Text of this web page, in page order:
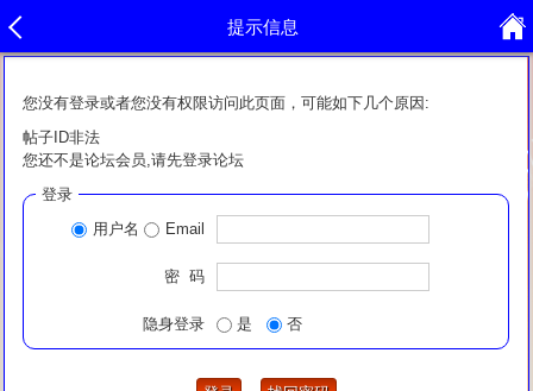
提示信息
您没有登录或者您没有权限访问此页面，可能如下几个原因:
帖子ID非法
您还不是论坛会员,请先登录论坛
登录
用户名
Email
密 码
隐身登录 是 否